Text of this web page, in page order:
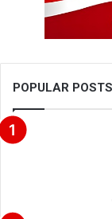
POPULAR POSTS